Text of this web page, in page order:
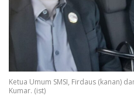
Ketua Umum SMSI, Firdaus (kanan)
Kumar. (ist)